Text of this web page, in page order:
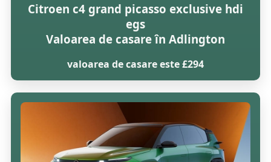
Citroen c4 grand picasso exclusive hdi
egs
Valoarea de casare în Adlington
valoarea de casare este £294